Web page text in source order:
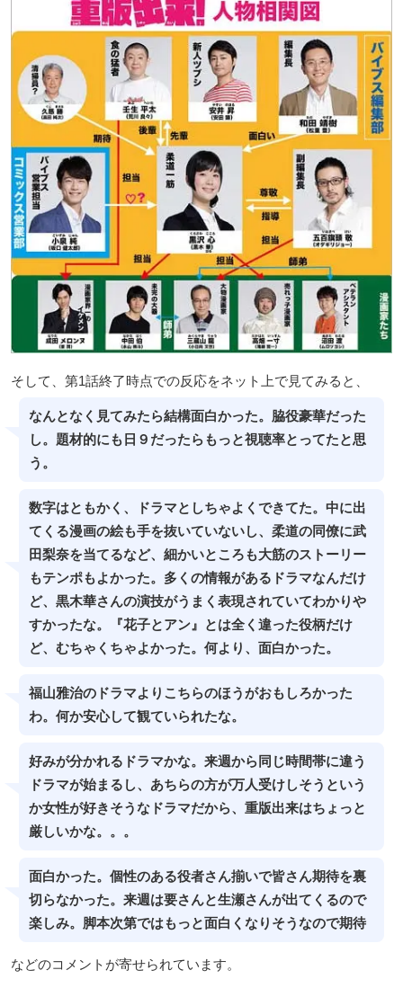
そして、第1話終了時点での反応をネット上で見てみると、
なんとなく見てみたら結構面白かった。脇役豪華だった
し。題材的にも日９だったらもっと視聴率とってたと思
う。
数字はともかく、ドラマとしちゃよくできてた。中に出
てくる漫画の絵も手を抜いていないし、柔道の同僚に武
田梨奈を当てるなど、細かいところも大筋のストーリー
もテンポもよかった。多くの情報があるドラマなんだけ
ど、黒木華さんの演技がうまく表現されていてわかりや
すかったな。『花子とアン』とは全く違った役柄だけ
ど、むちゃくちゃよかった。何より、面白かった。
福山雅治のドラマよりこちらのほうがおもしろかった
わ。何か安心して観ていられたな。
好みが分かれるドラマかな。来週から同じ時間帯に違う
ドラマが始まるし、あちらの方が万人受けしそうという
か女性が好きそうなドラマだから、重版出来はちょっと
厳しいかな。。。
面白かった。個性のある役者さん揃いで皆さん期待を裏
切らなかった。来週は要さんと生瀬さんが出てくるので
楽しみ。脚本次第ではもっと面白くなりそうなので期待
などのコメントが寄せられています。